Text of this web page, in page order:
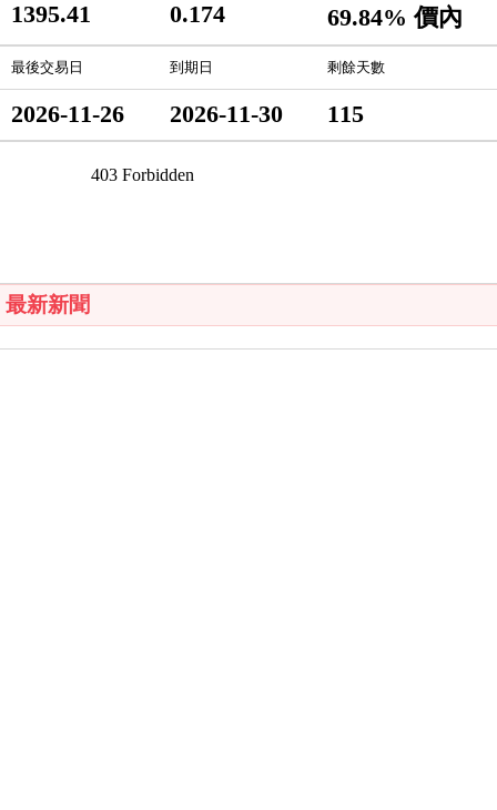
1395.41 0.174 69.84% 價內
最後交易日 到期日 剩餘天數
2026-11-26 2026-11-30 115
最新新聞